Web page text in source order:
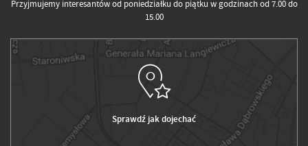
Przyjmujemy interesantów od poniedziałku do piątku w godzinach od 7.00 do
15.00
Sprawdź jak dojechać